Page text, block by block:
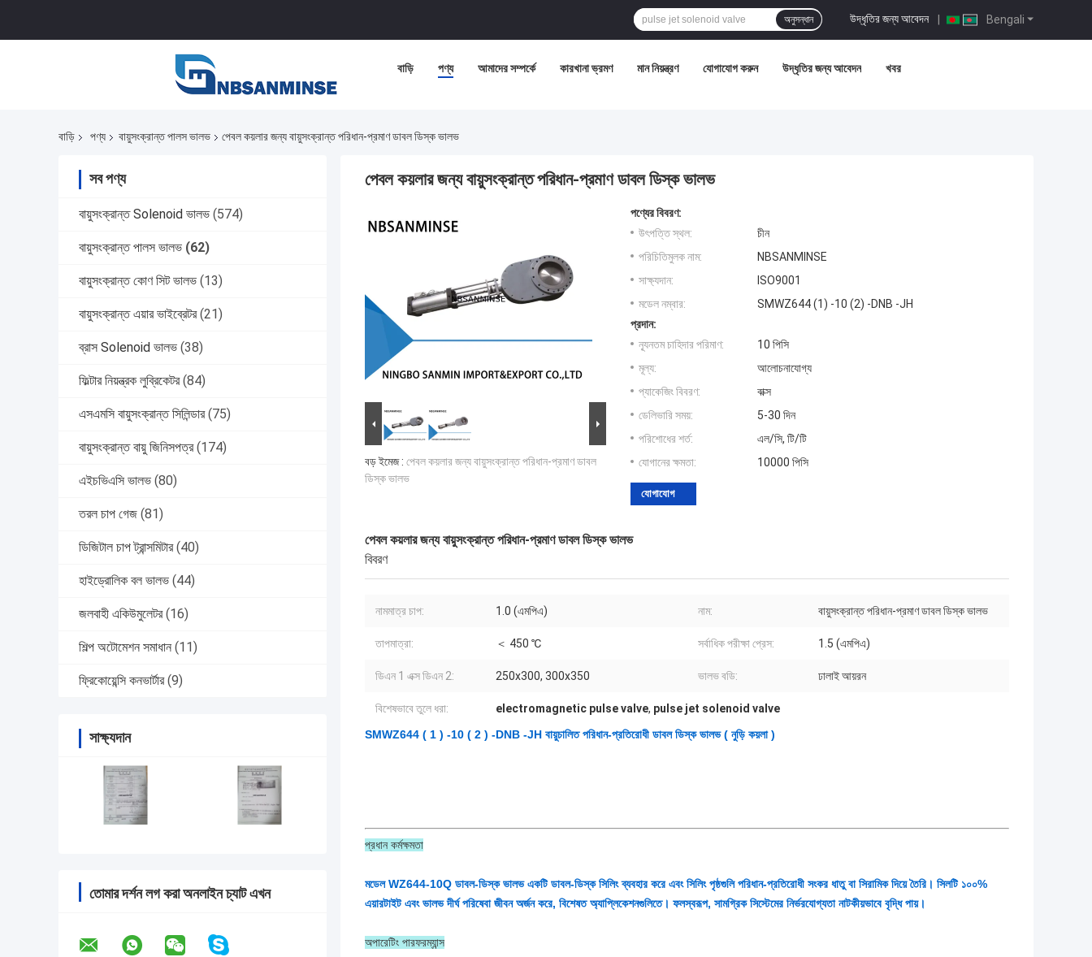
Bengali
উদ্ধৃতির জন্য আবেদন |
অনুসন্ধান
বাড়ি পণ্য আমাদের সম্পর্কে কারখানা ভ্রমণ মান নিয়ন্ত্রণ যোগাযোগ করুন উদ্ধৃতির জন্য আবেদন খবর
বাড়ি পণ্য বায়ুসংক্রান্ত পালস ভালভ পেবল কয়লার জন্য বায়ুসংক্রান্ত পরিধান-প্রমাণ ডাবল ডিস্ক ভালভ
সব পণ্য
বায়ুসংক্রান্ত Solenoid ভালভ (574)
বায়ুসংক্রান্ত পালস ভালভ (62)
বায়ুসংক্রান্ত কোণ সিট ভালভ (13)
বায়ুসংক্রান্ত এয়ার ভাইব্রেটর (21)
ব্রাস Solenoid ভালভ (38)
ফিল্টার নিয়ন্ত্রক লুব্রিকেটর (84)
এসএমসি বায়ুসংক্রান্ত সিলিন্ডার (75)
বায়ুসংক্রান্ত বায়ু জিনিসপত্র (174)
এইচভিএসি ভালভ (80)
তরল চাপ গেজ (81)
ডিজিটাল চাপ ট্রান্সমিটার (40)
হাইড্রোলিক বল ভালভ (44)
জলবাহী একিউমুলেটর (16)
শিল্প অটোমেশন সমাধান (11)
ফ্রিকোয়েন্সি কনভার্টার (9)
সাক্ষ্যদান
তোমার দর্শন লগ করা অনলাইন চ্যাট এখন
পেবল কয়লার জন্য বায়ুসংক্রান্ত পরিধান-প্রমাণ ডাবল ডিস্ক ভালভ
বড় ইমেজ : পেবল কয়লার জন্য বায়ুসংক্রান্ত পরিধান-প্রমাণ ডাবল
ডিস্ক ভালভ
পণ্যের বিবরণ:
উৎপত্তি স্থল:
চীন
পরিচিতিমুলক নাম:
NBSANMINSE
সাক্ষ্যদান:
ISO9001
মডেল নম্বার:
SMWZ644 (1) -10 (2) -DNB -JH
প্রদান:
ন্যূনতম চাহিদার পরিমাণ:
10 পিসি
মূল্য:
আলোচনাযোগ্য
প্যাকেজিং বিবরণ:
বাক্স
ডেলিভারি সময়:
5-30 দিন
পরিশোধের শর্ত:
এল/সি, টি/টি
যোগানের ক্ষমতা:
10000 পিসি
যোগাযোগ
পেবল কয়লার জন্য বায়ুসংক্রান্ত পরিধান-প্রমাণ ডাবল ডিস্ক ভালভ
বিবরণ
নামমাত্র চাপ: 1.0 (এমপিএ) নাম: বায়ুসংক্রান্ত পরিধান-প্রমাণ ডাবল ডিস্ক ভালভ
তাপমাত্রা: ＜ 450 ℃ সর্বাধিক পরীক্ষা প্রেস: 1.5 (এমপিএ)
ডিএন 1 এক্স ডিএন 2: 250x300, 300x350 ভালভ বডি: ঢালাই আয়রন
বিশেষভাবে তুলে ধরা: electromagnetic pulse valve, pulse jet solenoid valve
SMWZ644 ( 1 ) -10 ( 2 ) -DNB -JH বায়ুচালিত পরিধান-প্রতিরোধী ডাবল ডিস্ক ভালভ ( নুড়ি কয়লা )
প্রধান কর্মক্ষমতা
মডেল WZ644-10Q ডাবল-ডিস্ক ভালভ একটি ডাবল-ডিস্ক সিলিং ব্যবহার করে এবং সিলিং পৃষ্ঠগুলি পরিধান-প্রতিরোধী সংকর ধাতু বা সিরামিক দিয়ে তৈরি। সিলটি ১০০%
এয়ারটাইট এবং ভালভ দীর্ঘ পরিষেবা জীবন অর্জন করে, বিশেষত অ্যাপ্লিকেশনগুলিতে। ফলস্বরূপ, সামগ্রিক সিস্টেমের নির্ভরযোগ্যতা নাটকীয়ভাবে বৃদ্ধি পায়।
অপারেটিং পারফরম্যান্স